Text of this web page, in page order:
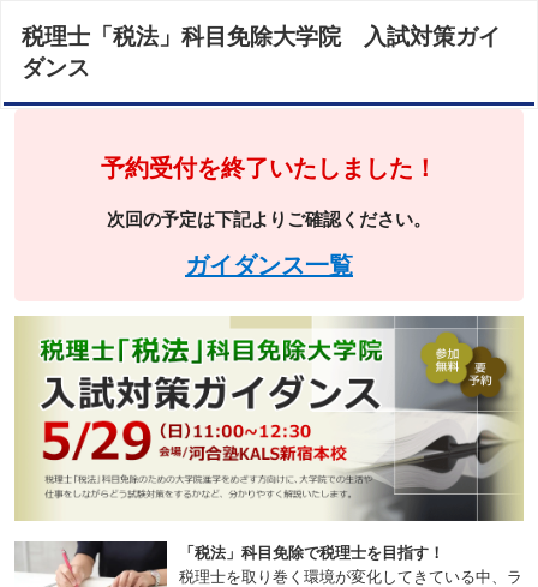
税理士「税法」科目免除大学院 入試対策ガイ
ダンス
予約受付を終了いたしました！
次回の予定は下記よりご確認ください。
ガイダンス一覧
「税法」科目免除で税理士を目指す！
税理士を取り巻く環境が変化してきている中、ラ